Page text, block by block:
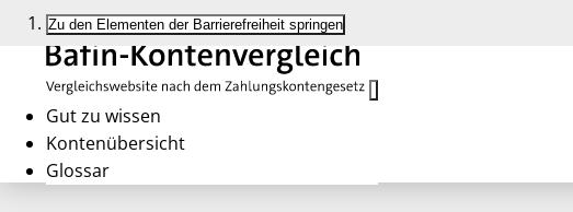
Zu den Elementen der Barrierefreiheit springen
Gut zu wissen
Kontenübersicht
Glossar